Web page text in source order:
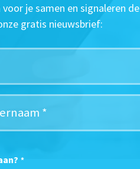
je samen en signaleren de
gratis nieuwsbrief:
*